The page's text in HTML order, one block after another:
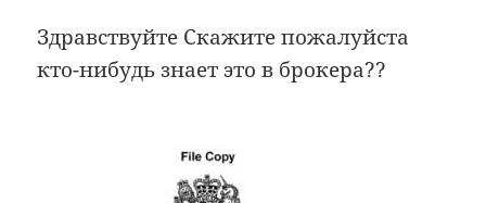
Здравствуйте Скажите пожалуйста
кто-нибудь знает это в брокера??